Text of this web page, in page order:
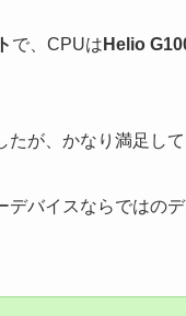
で、CPUは Helio
が、かなり満足して
バイスならではの